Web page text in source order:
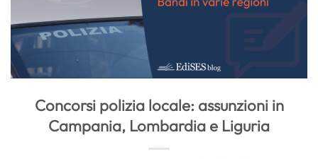
Concorsi polizia locale: assunzioni in
Campania, Lombardia e Liguria